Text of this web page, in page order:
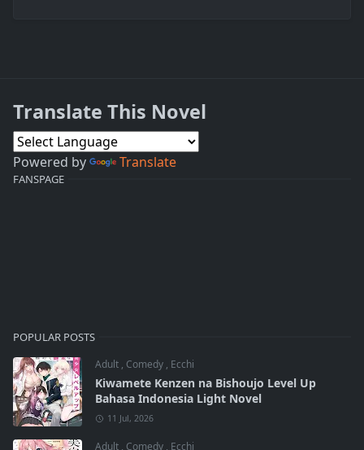
Translate This Novel
Powered by Translate
FANSPAGE
POPULAR POSTS
Adult , Comedy , Ecchi
Kiwamete Kenzen na Bishoujo Level Up
Bahasa Indonesia Light Novel
11 Jul, 2026
Adult , Comedy , Ecchi